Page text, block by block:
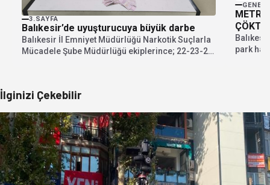
3.SAYFA
Balıkesir’de uyuşturucuya büyük darbe
Balıkesir İl Emniyet Müdürlüğü Narkotik Suçlarla
Mücadele Şube Müdürlüğü ekiplerince; 22-23-24
GENEL
ÇÖKTÜ
park
İlginizi Çekebilir